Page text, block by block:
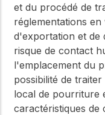
et du procédé de
réglementations
d'exportation et de
risque de contact
l'emplacement du
possibilité de
local de pourriture
caractéristiques de